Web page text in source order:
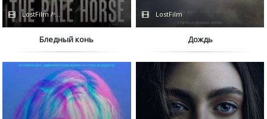
LostFilm / Amazon / BBC
Бледный конь
LostFilm
Дождь